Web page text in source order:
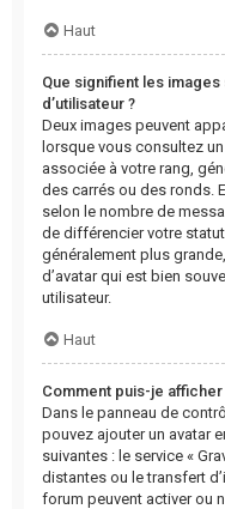
Haut
Que signifient les
d’utilisateur ?
Deux images peuvent
lorsque vous consultez
associée à votre rang,
des carrés ou des ronds.
selon le nombre de
de différencier votre
généralement plus
d’avatar qui est bien
utilisateur.
Haut
Comment puis-je afficher
Dans le panneau de
pouvez ajouter un avatar
suivantes : le service «
distantes ou le transfert
forum peuvent activer ou